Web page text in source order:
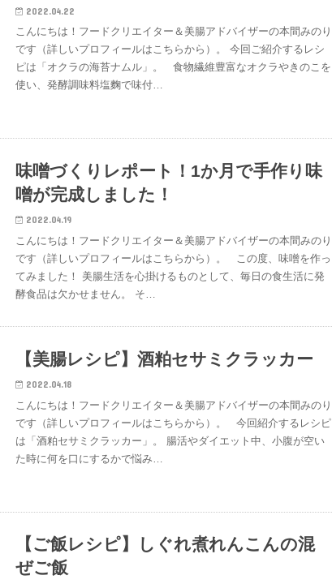
2022.04.22
こんにちは！フードクリエイター＆美腸アドバイザーの本間みのり
です（詳しいプロフィールはこちらから）。 今回ご紹介するレシ
ピは「オクラの海苔ナムル」。 食物繊維豊富なオクラやきのこを
使い、発酵調味料塩麴で味付…
味噌づくりレポート！1か月で手作り味
噌が完成しました！
2022.04.19
こんにちは！フードクリエイター＆美腸アドバイザーの本間みのり
です（詳しいプロフィールはこちらから）。 この度、味噌を作っ
てみました！ 美腸生活を心掛けるものとして、毎日の食生活に発
酵食品は欠かせません。 そ…
【美腸レシピ】酒粕セサミクラッカー
2022.04.18
こんにちは！フードクリエイター＆美腸アドバイザーの本間みのり
です（詳しいプロフィールはこちらから）。 今回紹介するレシピ
は「酒粕セサミクラッカー」。 腸活やダイエット中、小腹が空い
た時に何を口にするかで悩み…
【ご飯レシピ】しぐれ煮れんこんの混
ぜご飯